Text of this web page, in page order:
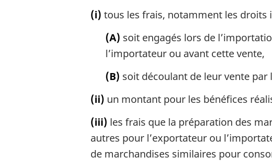
(i) tous les frais, notamment les droits
(A) soit engagés lors de
l’importateur ou avant cette vente,
(B) soit découlant de leur vente par
(ii) un montant pour les bénéfices
(iii) les frais que la préparation des
autres pour l’exportateur ou
de marchandises similaires pour